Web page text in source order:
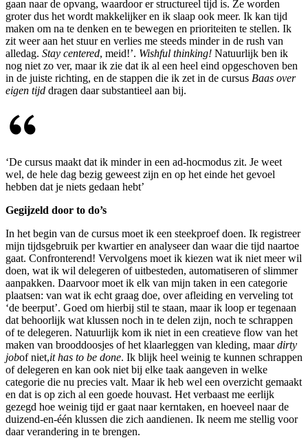
gaan naar de opvang, waardoor er structureel tijd is. Ze worden
groter dus het wordt makkelijker en ik slaap ook meer. Ik kan tijd
maken om na te denken en te bewegen en prioriteiten te stellen. Ik
zit weer aan het stuur en verlies me steeds minder in de rush van
alledag. Stay centered, meid!’. Wishful thinking! Natuurlijk ben ik
nog niet zo ver, maar ik zie dat ik al een heel eind opgeschoven ben
in de juiste richting, en de stappen die ik zet in de cursus Baas over
eigen tijd dragen daar substantieel aan bij.
‘De cursus maakt dat ik minder in een ad-hocmodus zit. Je weet
wel, de hele dag bezig geweest zijn en op het einde het gevoel
hebben dat je niets gedaan hebt’
Gegijzeld door to do’s
In het begin van de cursus moet ik een steekproef doen. Ik registreer
mijn tijdsgebruik per kwartier en analyseer dan waar die tijd naartoe
gaat. Confronterend! Vervolgens moet ik kiezen wat ik niet meer wil
doen, wat ik wil delegeren of uitbesteden, automatiseren of slimmer
aanpakken. Daarvoor moet ik elk van mijn taken in een categorie
plaatsen: van wat ik echt graag doe, over afleiding en verveling tot
‘de beerput’. Goed om hierbij stil te staan, maar ik loop er tegenaan
dat behoorlijk wat klussen noch in te delen zijn, noch te schrappen
of te delegeren. Natuurlijk kom ik niet in een creatieve flow van het
maken van brooddoosjes of het klaarleggen van kleding, maardirty
jobof niet,it has to be done. Ik blijk heel weinig te kunnen schrappen
of delegeren en kan ook niet bij elke taak aangeven in welke
categorie die nu precies valt. Maar ik heb wel een overzicht gemaakt
en dat is op zich al een goede houvast. Het verbaast me eerlijk
gezegd hoe weinig tijd er gaat naar kerntaken, en hoeveel naar de
duizend-en-één klussen die zich aandienen. Ik neem me stellig voor
daar verandering in te brengen.